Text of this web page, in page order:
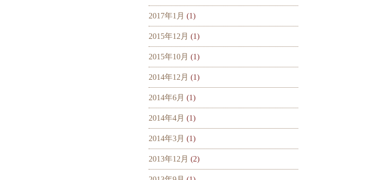
2017年1月 (1)
2015年12月 (1)
2015年10月 (1)
2014年12月 (1)
2014年6月 (1)
2014年4月 (1)
2014年3月 (1)
2013年12月 (2)